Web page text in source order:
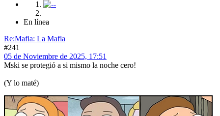
En línea
Re:Mafia: La Mafia
#241
05 de Noviembre de 2025, 17:51
Mski se protegió a si mismo la noche cero!
(Y lo maté)